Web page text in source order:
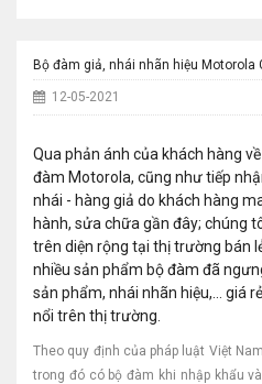
Bộ đàm giả, nhái nhãn hiệu Motorola
12-05-2021
Qua phản ánh của khách hàng
đàm Motorola, cũng như tiếp
nhái - hàng giả do khách hàng
hành, sửa chữa gần đây; chúng
trên diện rộng tại thị trường bán
nhiều sản phẩm bộ đàm đã
sản phẩm, nhái nhãn hiệu,… giá
nổi trên thị trường.
Theo quy định của pháp luật Việt
trong đó có bộ đàm khi nhập khẩu